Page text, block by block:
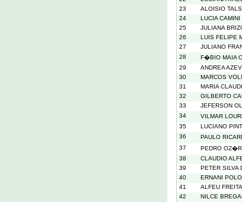
23
ALOISIO
24
LUCIA CAMINI
25
JULIANA
26
LUIS FELIPE
27
JULIANO
28
F�BIO MAIA
29
ANDREA
30
MARCOS
31
MARIA
32
GILBERTO
33
JEFERSON
34
VILMAR
35
LUCIANO
36
PAULO
37
PEDRO
38
CLAUDIO
39
PETER SILVA
40
ERNANI POLO
41
ALFEU
42
NILCE